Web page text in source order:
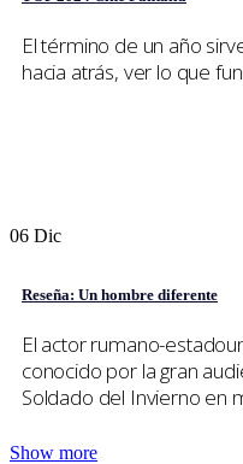
El término de un año
hacia atrás, ver lo que
06 Dic
Reseña: Un hombre diferente
El actor rumano-
conocido por la gran
Soldado del Invierno en
Show more